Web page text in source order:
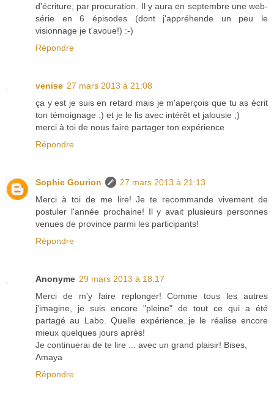
d'écriture, par procuration. Il y aura en septembre une web-
série en 6 épisodes (dont j'appréhende un peu le
visionnage je t'avoue!) :-)
Répondre
venise 27 mars 2013 à 21:08
ça y est je suis en retard mais je m'aperçois que tu as écrit
ton témoignage :) et je le lis avec intérêt et jalousie ;)
merci à toi de nous faire partager ton expérience
Répondre
Sophie Gourion
27 mars 2013 à 21:13
Merci à toi de me lire! Je te recommande vivement de
postuler l'année prochaine! Il y avait plusieurs personnes
venues de province parmi les participants!
Répondre
Anonyme 29 mars 2013 à 18:17
Merci de m'y faire replonger! Comme tous les autres
j'imagine, je suis encore "pleine" de tout ce qui a été
partagé au Labo. Quelle expérience..je le réalise encore
mieux quelques jours après!
Je continuerai de te lire ... avec un grand plaisir! Bises,
Amaya
Répondre